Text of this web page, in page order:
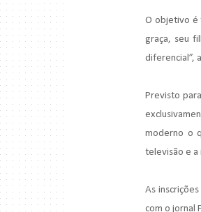
O objetivo é
graça, seu
diferencial”,
Previsto
moderno o
televisão e a
As
com o jornal